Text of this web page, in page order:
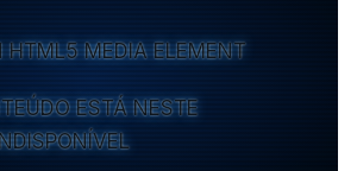
HTML5 MEDIA ELEMENT
ESTÁ NESTE